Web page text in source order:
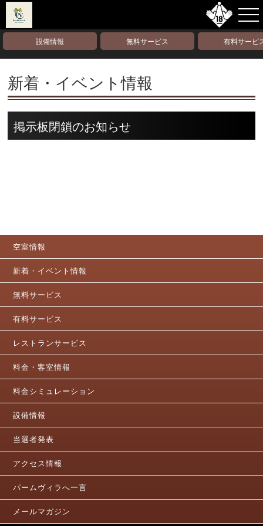
設備情報 無料サービス 有料サービ
新着・イベント情報
掲示板閉鎖のお知らせ
空室情報
新着・イベント情報
無料サービス
有料サービス
レストランサービス
料金・客室情報
料金シミュレーション
設備情報
当選者発表
アクセス情報
パームヴィラへ一言
メールマガジン